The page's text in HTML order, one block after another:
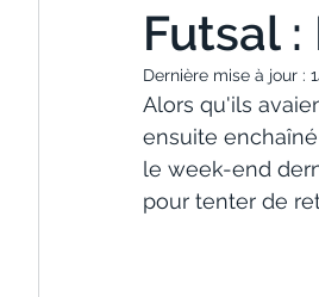
Futsal
Dernière mise à jour :
Alors qu'ils
ensuite
le week-end
pour tenter de